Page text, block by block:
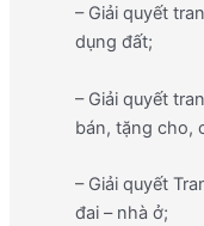
– Giải quyết
dụng đất;
– Giải quyết
bán, tặng cho,
– Giải quyết
đai – nhà ở;